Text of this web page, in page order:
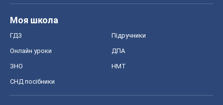
Моя школа
ГДЗ Підручники
Онлайн уроки ДПА
ЗНО НМТ
СНД посібники